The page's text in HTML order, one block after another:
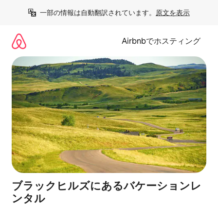
一部の情報は自動翻訳されています。 原文を表示
Airbnbでホスティング
ブラックヒルズにあるバケーションレ
ンタル